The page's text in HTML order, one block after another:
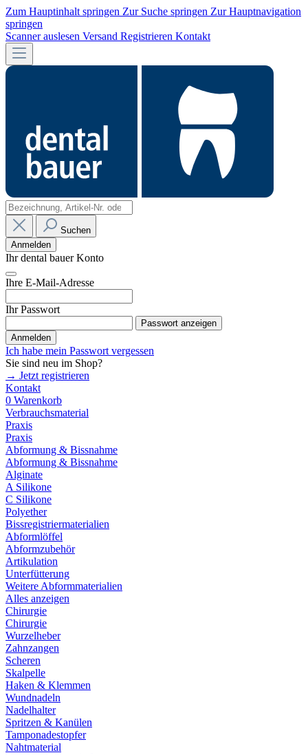
Zum Hauptinhalt springen Zur Suche springen Zur Hauptnavigation
springen
Scanner auslesen Versand Registrieren Kontakt
Suchen
Anmelden
Ihr dental bauer Konto
Ihre E-Mail-Adresse
Ihr Passwort
Passwort anzeigen
Anmelden
Ich habe mein Passwort vergessen
Sie sind neu im Shop?
→ Jetzt registrieren
Kontakt
0 Warenkorb
Verbrauchsmaterial
Praxis
Praxis
Abformung & Bissnahme
Abformung & Bissnahme
Alginate
A Silikone
C Silikone
Polyether
Bissregistriermaterialien
Abformlöffel
Abformzubehör
Artikulation
Unterfütterung
Weitere Abformmaterialien
Alles anzeigen
Chirurgie
Chirurgie
Wurzelheber
Zahnzangen
Scheren
Skalpelle
Haken & Klemmen
Wundnadeln
Nadelhalter
Spritzen & Kanülen
Tamponadestopfer
Nahtmaterial